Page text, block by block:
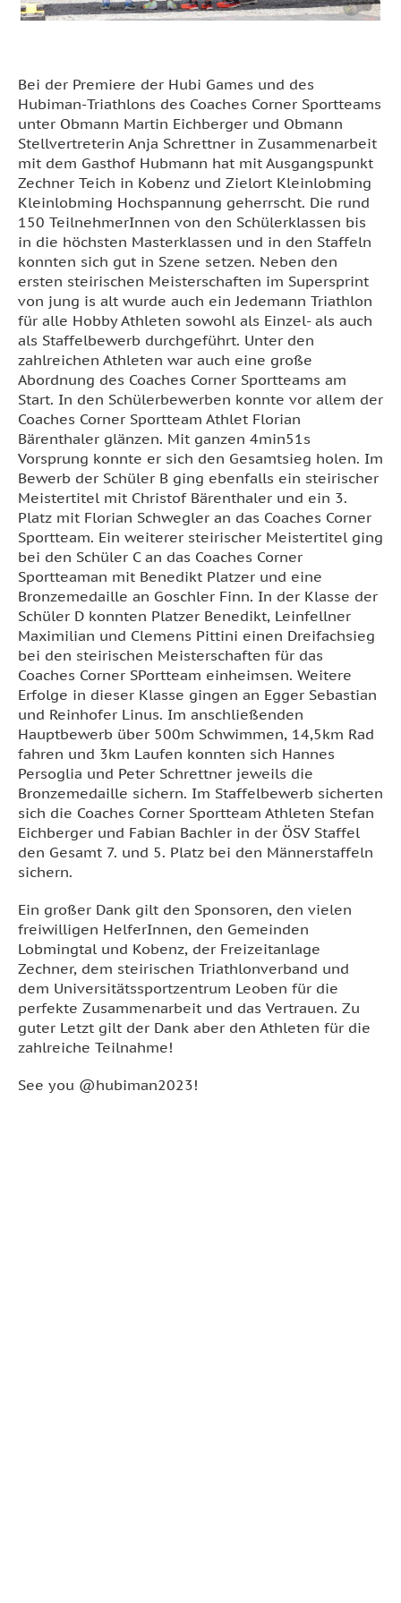
Bei der Premiere der Hubi Games und des
Hubiman-Triathlons des Coaches Corner Sportteams
unter Obmann Martin Eichberger und Obmann
Stellvertreterin Anja Schrettner in Zusammenarbeit
mit dem Gasthof Hubmann hat mit Ausgangspunkt
Zechner Teich in Kobenz und Zielort Kleinlobming
Kleinlobming Hochspannung geherrscht. Die rund
150 TeilnehmerInnen von den Schülerklassen bis
in die höchsten Masterklassen und in den Staffeln
konnten sich gut in Szene setzen. Neben den
ersten steirischen Meisterschaften im Supersprint
von jung is alt wurde auch ein Jedemann Triathlon
für alle Hobby Athleten sowohl als Einzel- als auch
als Staffelbewerb durchgeführt. Unter den
zahlreichen Athleten war auch eine große
Abordnung des Coaches Corner Sportteams am
Start. In den Schülerbewerben konnte vor allem der
Coaches Corner Sportteam Athlet Florian
Bärenthaler glänzen. Mit ganzen 4min51s
Vorsprung konnte er sich den Gesamtsieg holen. Im
Bewerb der Schüler B ging ebenfalls ein steirischer
Meistertitel mit Christof Bärenthaler und ein 3.
Platz mit Florian Schwegler an das Coaches Corner
Sportteam. Ein weiterer steirischer Meistertitel ging
bei den Schüler C an das Coaches Corner
Sportteaman mit Benedikt Platzer und eine
Bronzemedaille an Goschler Finn. In der Klasse der
Schüler D konnten Platzer Benedikt, Leinfellner
Maximilian und Clemens Pittini einen Dreifachsieg
bei den steirischen Meisterschaften für das
Coaches Corner SPortteam einheimsen. Weitere
Erfolge in dieser Klasse gingen an Egger Sebastian
und Reinhofer Linus. Im anschließenden
Hauptbewerb über 500m Schwimmen, 14,5km Rad
fahren und 3km Laufen konnten sich Hannes
Persoglia und Peter Schrettner jeweils die
Bronzemedaille sichern. Im Staffelbewerb sicherten
sich die Coaches Corner Sportteam Athleten Stefan
Eichberger und Fabian Bachler in der ÖSV Staffel
den Gesamt 7. und 5. Platz bei den Männerstaffeln
sichern.
Ein großer Dank gilt den Sponsoren, den vielen
freiwilligen HelferInnen, den Gemeinden
Lobmingtal und Kobenz, der Freizeitanlage
Zechner, dem steirischen Triathlonverband und
dem Universitätssportzentrum Leoben für die
perfekte Zusammenarbeit und das Vertrauen. Zu
guter Letzt gilt der Dank aber den Athleten für die
zahlreiche Teilnahme!
See you @hubiman2023!